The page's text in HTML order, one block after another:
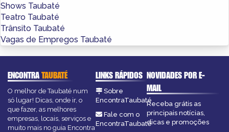
Shows Taubaté
Teatro Taubaté
Trânsito Taubaté
Vagas de Empregos Taubaté
ENCONTRATAUBATÉ
O melhor de Taubaté num
só lugar! Dicas, onde ir, o
que fazer, as melhores
empresas, locais, serviços e
muito mais no guia Encontra
LINKS RÁPIDOS
Sobre
EncontraTaubaté
Fale com o
EncontraTaubaté
NOVIDADES POR E-
MAIL
Receba grátis as
principais notícias,
dicas e promoções